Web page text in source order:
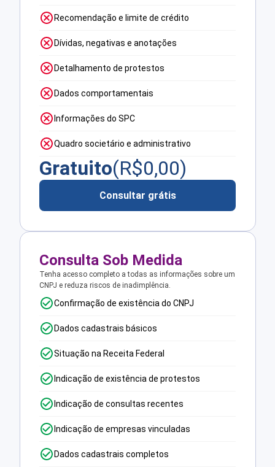
Recomendação e limite de crédito
Dívidas, negativas e anotações
Detalhamento de protestos
Dados comportamentais
Informações do SPC
Quadro societário e administrativo
Gratuito(R$0,00)
Consultar grátis
Consulta Sob Medida
Tenha acesso completo a todas as informações sobre um
CNPJ e reduza riscos de inadimplência.
Confirmação de existência do CNPJ
Dados cadastrais básicos
Situação na Receita Federal
Indicação de existência de protestos
Indicação de consultas recentes
Indicação de empresas vinculadas
Dados cadastrais completos